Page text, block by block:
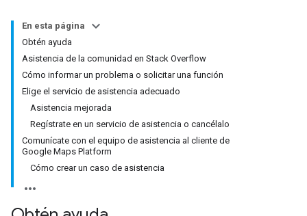
En esta página
Obtén ayuda
Asistencia de la comunidad en Stack Overflow
Cómo informar un problema o solicitar una función
Elige el servicio de asistencia adecuado
Asistencia mejorada
Regístrate en un servicio de asistencia o cancélalo
Comunícate con el equipo de asistencia al cliente de
Google Maps Platform
Cómo crear un caso de asistencia